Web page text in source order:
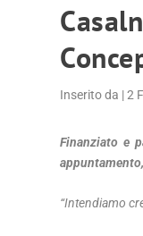
Inserito da |2
Finanziato e
“Intendiamo